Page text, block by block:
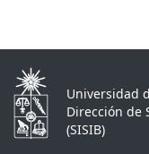
Universidad
Dirección de
(SISIB)